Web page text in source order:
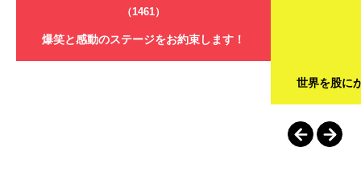
（1461）
爆笑と感動のステージをお約束します！
世界を股に